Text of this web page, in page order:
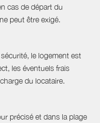
cas de départ du
peut être exigé.
le logement est
les éventuels frais
du locataire.
précisé et dans la plage